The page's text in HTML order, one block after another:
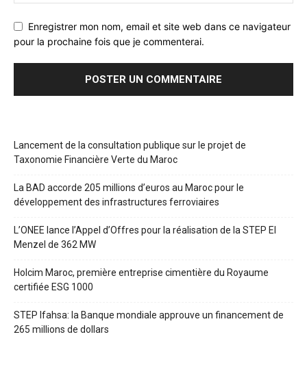
Enregistrer mon nom, email et site web dans ce navigateur
pour la prochaine fois que je commenterai.
Lancement de la consultation publique sur le projet de
Taxonomie Financière Verte du Maroc
La BAD accorde 205 millions d’euros au Maroc pour le
développement des infrastructures ferroviaires
L’ONEE lance l’Appel d’Offres pour la réalisation de la STEP El
Menzel de 362 MW
Holcim Maroc, première entreprise cimentière du Royaume
certifiée ESG 1000
STEP Ifahsa: la Banque mondiale approuve un financement de
265 millions de dollars